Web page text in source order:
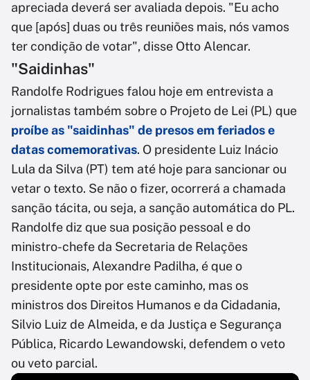
apreciada deverá ser avaliada depois. "Eu acho
que [após] duas ou três reuniões mais, nós vamos
ter condição de votar", disse Otto Alencar.
"Saidinhas"
Randolfe Rodrigues falou hoje em entrevista a
jornalistas também sobre o Projeto de Lei (PL) que
proíbe as "saidinhas" de presos em feriados e
datas comemorativas. O presidente Luiz Inácio
Lula da Silva (PT) tem até hoje para sancionar ou
vetar o texto. Se não o fizer, ocorrerá a chamada
sanção tácita, ou seja, a sanção automática do PL.
Randolfe diz que sua posição pessoal e do
ministro-chefe da Secretaria de Relações
Institucionais, Alexandre Padilha, é que o
presidente opte por este caminho, mas os
ministros dos Direitos Humanos e da Cidadania,
Silvio Luiz de Almeida, e da Justiça e Segurança
Pública, Ricardo Lewandowski, defendem o veto
ou veto parcial.